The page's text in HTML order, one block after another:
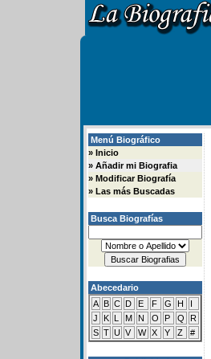
Menú Biográfico
» Inicio
» Añadir mi Biografia
» Modificar Biografía
» Las más Buscadas
Busca Biografías
Abecedario
A B C D E F G H
I
J
K L M N O P Q
R
S T U V W X Y Z #